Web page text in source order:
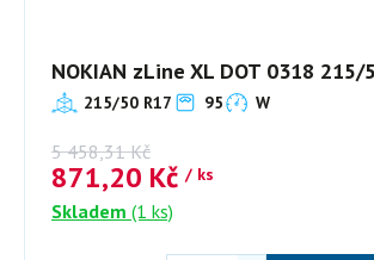
NOKIAN zLine XL DOT 0318
215/50 R17 95 W
5 458,31 Kč
871,20 Kč / ks
Skladem (1 ks)